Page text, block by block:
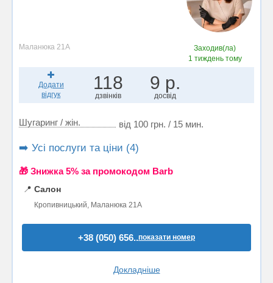
Маланюка 21А
Заходив(ла)
1 тиждень тому
Додати
відгук
118
дзвінків
9 р.
досвід
Шугаринг / жін. від 100 грн. / 15 мин.
➡️ Усі послуги та ціни (4)
🎁 Знижка 5% за промокодом Barb
📍 Салон
Кропивницький, Маланюка 21А
+38 (050) 656..показати номер
Докладніше